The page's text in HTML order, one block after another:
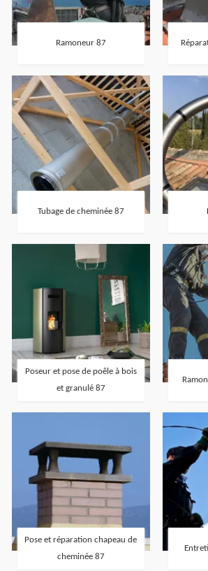
Ramoneur 87
Tubage de cheminée 87
Poseur et pose de poêle à bois
et granulé 87
Pose et réparation chapeau de
cheminée 87